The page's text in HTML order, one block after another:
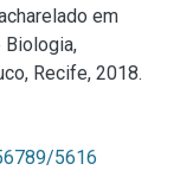
em
Biologia,
Recife, 2018.
5616